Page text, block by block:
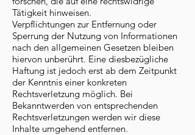
Tätigkeit hinweisen.
Verpflichtungen zur Entfernung oder
Sperrung der Nutzung von Informationen
nach den allgemeinen Gesetzen bleiben
hiervon unberührt. Eine diesbezügliche
Haftung ist jedoch erst ab dem Zeitpunkt
der Kenntnis einer konkreten
Rechtsverletzung möglich. Bei
Bekanntwerden von entsprechenden
Rechtsverletzungen werden wir diese
Inhalte umgehend entfernen.